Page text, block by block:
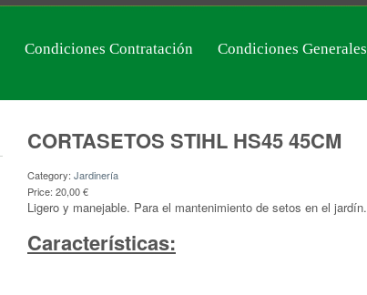
Condiciones Contratación Condiciones Generales
CORTASETOS STIHL HS45 45CM
Category: Jardinería
Price: 20,00 €
Ligero y manejable. Para el mantenimiento de setos en el jardín.
Características: